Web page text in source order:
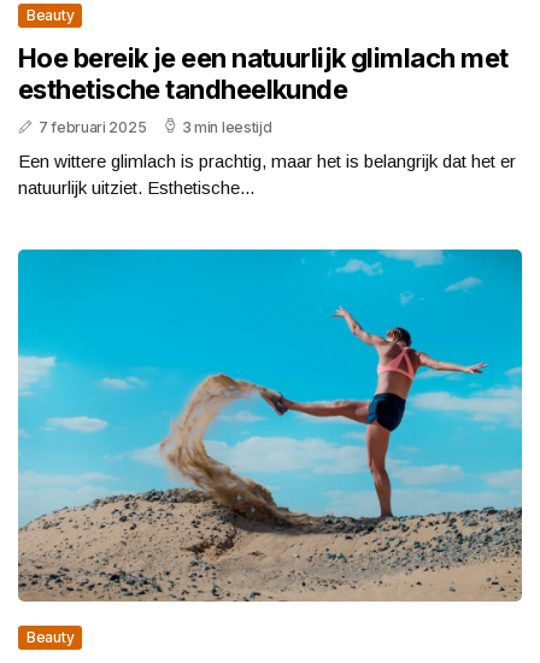
Beauty
Hoe bereik je een natuurlijk glimlach met
esthetische tandheelkunde
7 februari 2025 3 min leestijd
Een wittere glimlach is prachtig, maar het is belangrijk dat het er
natuurlijk uitziet. Esthetische...
Beauty